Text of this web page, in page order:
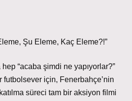
Şu Eleme, Kaç Eleme?!”
“acaba şimdi ne yapıyorlar?”
futbolsever için, Fenerbahçe’nin
süreci tam bir aksiyon filmi